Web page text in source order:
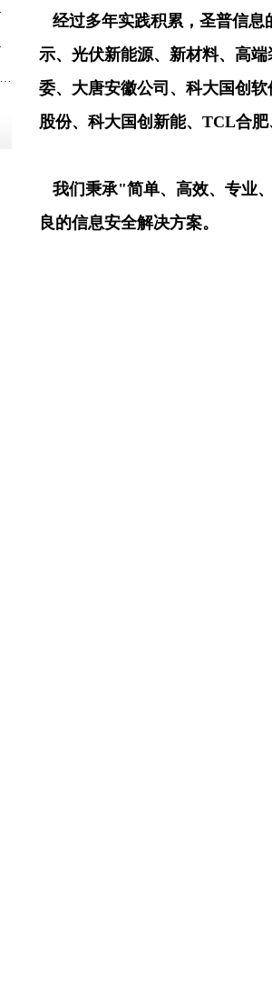
经过多年实践积累，圣普信
示、光伏新能源、新材料、高
委、大唐安徽公司、科大国创
股份、科大国创新能、 TCL合肥
我们秉承"简单、高效、专业
良的信息安全解决方案。